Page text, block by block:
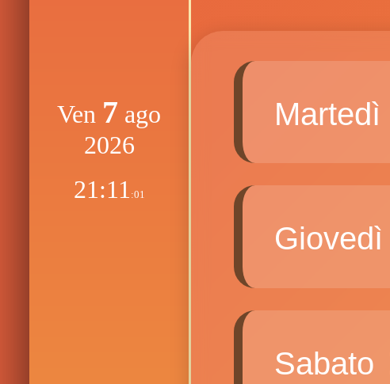
Ven 7 ago
2026
21:11 :02
Martedì
Giovedì
Sabato